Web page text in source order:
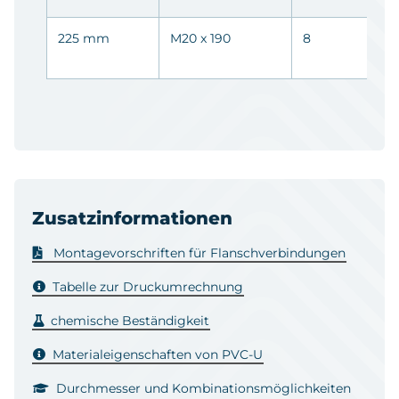
225 mm M20 x 190 8
Zusatzinformationen
Montagevorschriften für Flanschverbindungen
Tabelle zur Druckumrechnung
chemische Beständigkeit
Materialeigenschaften von PVC-U
Durchmesser und Kombinationsmöglichkeiten